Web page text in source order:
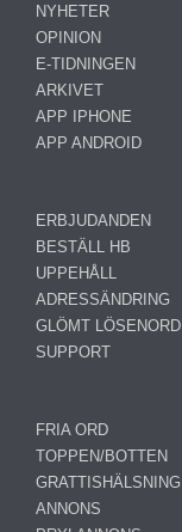
NYHETER
OPINION
E-TIDNINGEN
ARKIVET
APP IPHONE
APP ANDROID
ERBJUDANDEN
BESTÄLL HB
UPPEHÅLL
ADRESSÄNDRING
GLÖMT LÖSENORD
SUPPORT
FRIA ORD
TOPPEN/BOTTEN
GRATTISHÄLSNING
ANNONS